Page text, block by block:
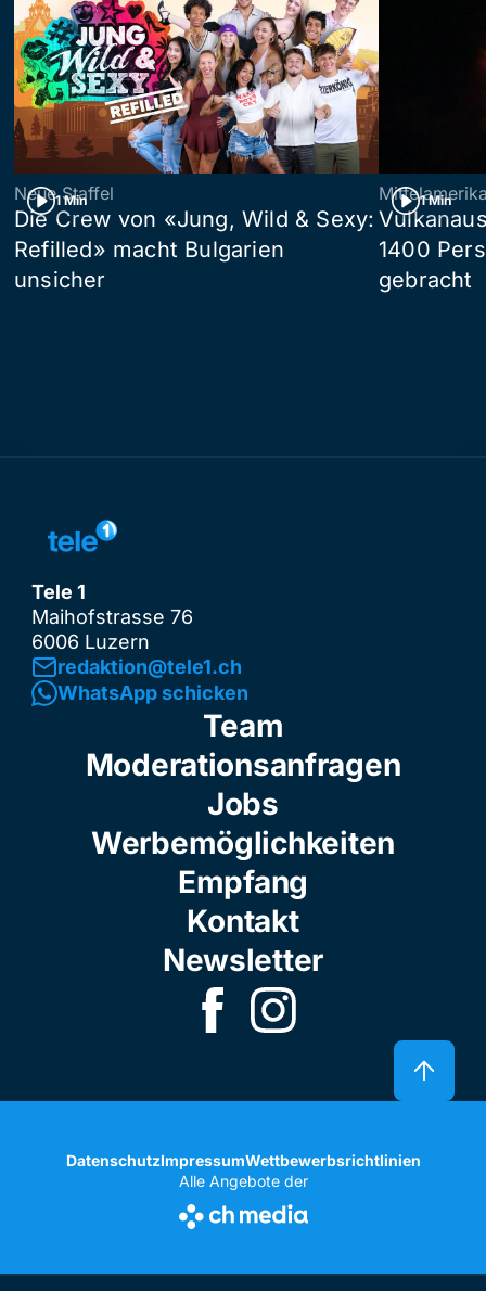
1 Min
Neue Staffel
Die Crew von «Jung, Wild & Sexy:
Refilled» macht Bulgarien
unsicher
1 Min
1400
gebracht
Tele 1
Maihofstrasse 76
6006 Luzern
redaktion@tele1.ch
WhatsApp schicken
Team
Moderationsanfragen
Jobs
Werbemöglichkeiten
Empfang
Kontakt
Newsletter
DatenschutzImpressumWettbewerbsrichtlinien
Alle Angebote der